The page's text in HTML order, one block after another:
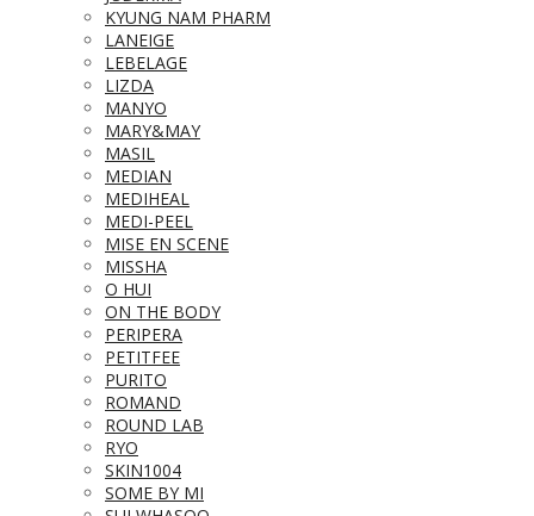
KYUNG NAM PHARM
LANEIGE
LEBELAGE
LIZDA
MANYO
MARY&MAY
MASIL
MEDIAN
MEDIHEAL
MEDI-PEEL
MISE EN SCENE
MISSHA
O HUI
ON THE BODY
PERIPERA
PETITFEE
PURITO
ROMAND
ROUND LAB
RYO
SKIN1004
SOME BY MI